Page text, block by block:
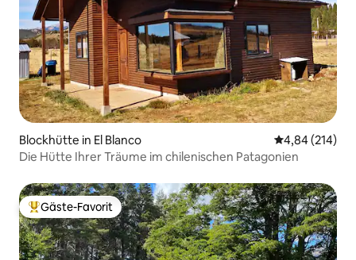
Blockhütte in El Blanco
4,84 (214)
Die Hütte Ihrer Träume im chilenischen Patagonien
Beliebter Gäste-Favorit.
Gäste-Favorit